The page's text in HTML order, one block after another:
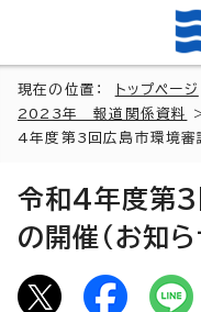
現在の位置： トップページ
2023年 報道関係資料
4年度第3回広島市環境審
令和4年度第3
の開催（お知ら